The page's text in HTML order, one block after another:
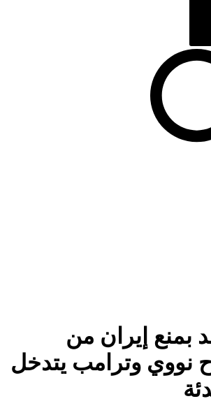
بمنع إيران من
نووي وترامب يتدخل